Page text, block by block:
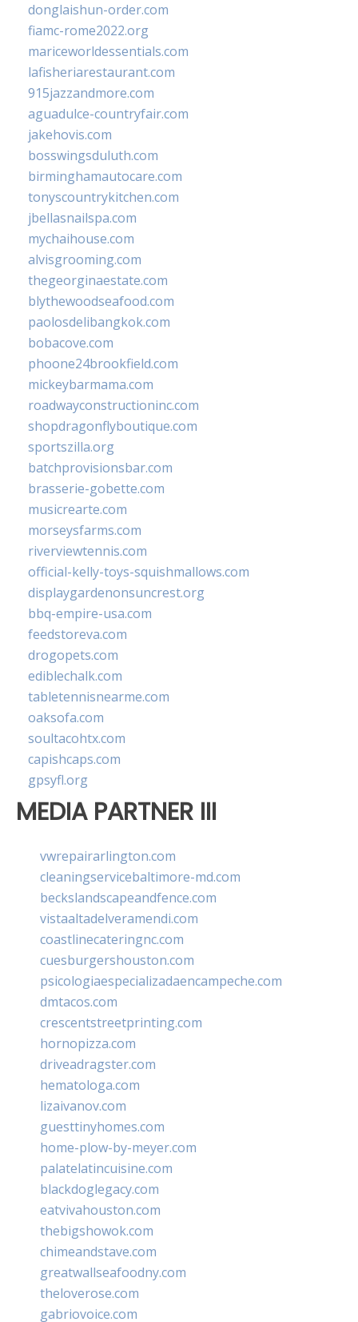
donglaishun-order.com
fiamc-rome2022.org
mariceworldessentials.com
lafisheriarestaurant.com
915jazzandmore.com
aguadulce-countryfair.com
jakehovis.com
bosswingsduluth.com
birminghamautocare.com
tonyscountrykitchen.com
jbellasnailspa.com
mychaihouse.com
alvisgrooming.com
thegeorginaestate.com
blythewoodseafood.com
paolosdelibangkok.com
bobacove.com
phoone24brookfield.com
mickeybarmama.com
roadwayconstructioninc.com
shopdragonflyboutique.com
sportszilla.org
batchprovisionsbar.com
brasserie-gobette.com
musicrearte.com
morseysfarms.com
riverviewtennis.com
official-kelly-toys-squishmallows.com
displaygardenonsuncrest.org
bbq-empire-usa.com
feedstoreva.com
drogopets.com
ediblechalk.com
tabletennisnearme.com
oaksofa.com
soultacohtx.com
capishcaps.com
gpsyfl.org
MEDIA PARTNER III
vwrepairarlington.com
cleaningservicebaltimore-md.com
beckslandscapeandfence.com
vistaaltadelveramendi.com
coastlinecateringnc.com
cuesburgershouston.com
psicologiaespecializadaencampeche.com
dmtacos.com
crescentstreetprinting.com
hornopizza.com
driveadragster.com
hematologa.com
lizaivanov.com
guesttinyhomes.com
home-plow-by-meyer.com
palatelatincuisine.com
blackdoglegacy.com
eatvivahouston.com
thebigshowok.com
chimeandstave.com
greatwallseafoodny.com
theloverose.com
gabriovoice.com